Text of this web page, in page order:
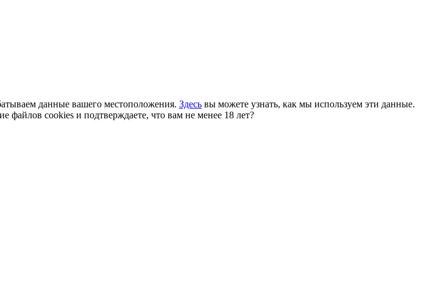
данные вашего местоположения. Здесь вы можете узнать, как мы используем эти данные.
файлов cookies и подтверждаете, что вам не менее 18 лет?